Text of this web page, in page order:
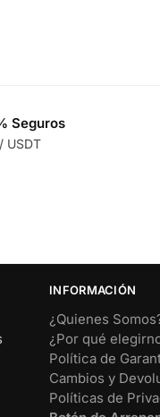
Seguros
USDT
INFORMACIÓN
¿Quienes
¿Por qué
Política de
Cambios y
Políticas de